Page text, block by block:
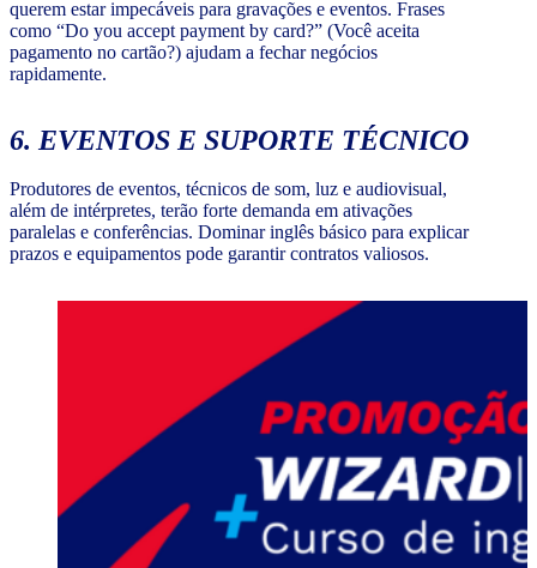
querem estar impecáveis para gravações e eventos. Frases
como “Do you accept payment by card?” (Você aceita
pagamento no cartão?) ajudam a fechar negócios
rapidamente.
6. EVENTOS E SUPORTE TÉCNICO
Produtores de eventos, técnicos de som, luz e audiovisual,
além de intérpretes, terão forte demanda em ativações
paralelas e conferências. Dominar inglês básico para explicar
prazos e equipamentos pode garantir contratos valiosos.